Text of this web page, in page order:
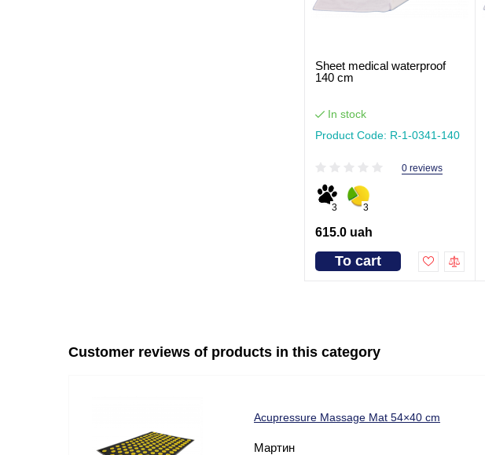
Sheet medical waterproof
140 cm
In stock
Product Code: R-1-0341-140
0 reviews
3 3
615.0 uah
To cart
Customer reviews of products in this category
Acupressure Massage Mat 54×40 cm
Мартин